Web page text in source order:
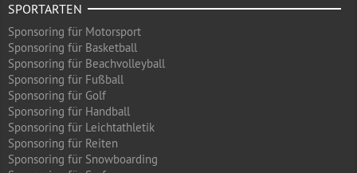
SPORTARTEN
Sponsoring für Motorsport
Sponsoring für Basketball
Sponsoring für Beachvolleyball
Sponsoring für Fußball
Sponsoring für Golf
Sponsoring für Handball
Sponsoring für Leichtathletik
Sponsoring für Reiten
Sponsoring für Snowboarding